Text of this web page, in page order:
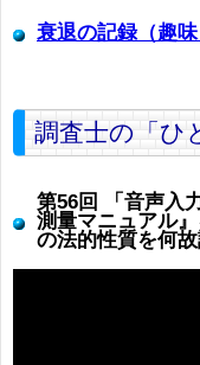
衰退の記録（趣味
調査士の「ひ
第56回 「音声入
測量マニュアル
の法的性質を何故